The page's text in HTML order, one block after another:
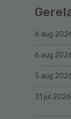
6 aug
6 aug
5 aug
31 jul 2026